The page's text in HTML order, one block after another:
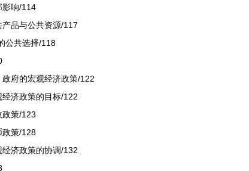
响/114
品与公共资源/117
公共选择/118
府的宏观经济政策/122
济政策的目标/122
策/123
策/128
济政策的协调/132